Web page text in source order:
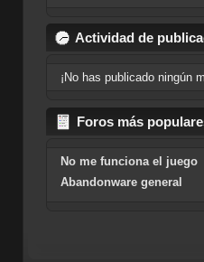
Actividad de
¡No has publicado ningún
Foros más
No me funciona el juego
Abandonware general